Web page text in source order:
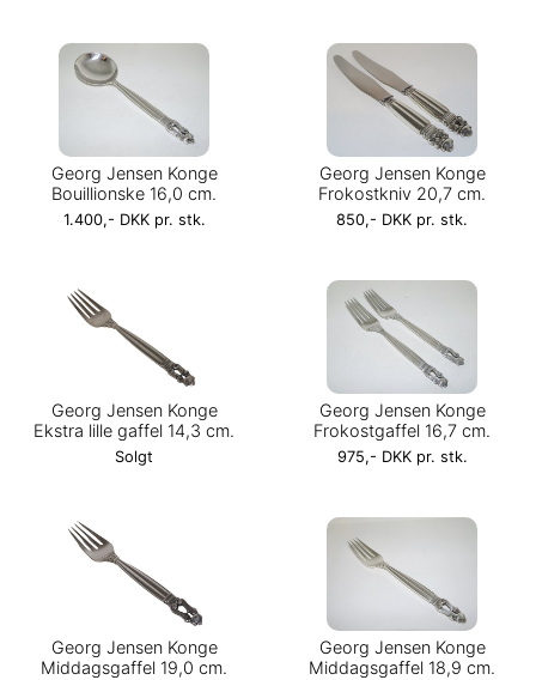
Georg Jensen Konge
Bouillionske 16,0 cm.
1.400,- DKK pr. stk.
Georg Jensen Konge
Frokostkniv 20,7 cm.
850,- DKK pr. stk.
Georg Jensen Konge
Ekstra lille gaffel 14,3 cm.
Solgt
Georg Jensen Konge
Frokostgaffel 16,7 cm.
975,- DKK pr. stk.
Georg Jensen Konge
Middagsgaffel 19,0 cm.
Georg Jensen Konge
Middagsgaffel 18,9 cm.